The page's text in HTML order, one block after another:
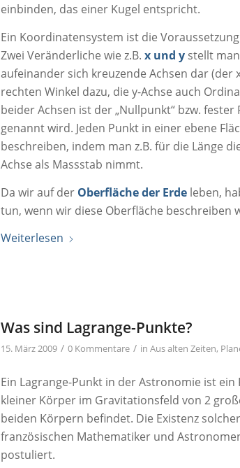
einbinden, das einer Kugel entspricht.
Ein Koordinatensystem ist die
Zwei Veränderliche wie z.B.x und y stellt
aufeinander sich kreuzende Achsen dar (der
rechten Winkel dazu, die y-Achse auch
beider Achsen ist der „Nullpunkt“ bzw.
genannt wird. Jeden Punkt in einer ebene
beschreiben, indem man z.B. für die Länge
Achse als Massstab nimmt.
Da wir auf der Oberfläche der Erde leben,
tun, wenn wir diese Oberfläche beschreiben
Weiterlesen
Was sind Lagrange-Punkte?
15. März 2009 / 0 Kommentare / inAus alten Zeiten,
Ein Lagrange-Punkt in der Astronomie ist
kleiner Körper im Gravitationsfeld von 2
beiden Körpern befindet. Die Existenz
französischen Mathematiker und
postuliert.